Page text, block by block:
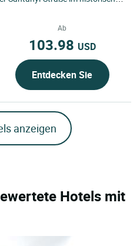
Ab
103.98 USD
Entdecken Sie
anzeigen
Hotels mit